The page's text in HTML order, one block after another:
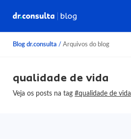
Blog dr.consulta / Arquivos do blog
qualidade de vida
Veja os posts na tag#qualidade de vida